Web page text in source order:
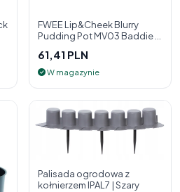
FWEE Lip&Cheek Blurry
Pudding Pot MV03 Baddie 5
policzk
61,41 PLN
W magazynie
Palisada ogrodowa z
kołnierzem IPAL7 | Szary